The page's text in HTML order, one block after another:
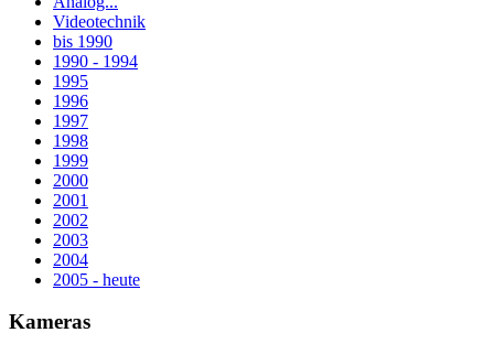
Videotechnik
bis 1990
1990 - 1994
1995
1996
1997
1998
1999
2000
2001
2002
2003
2004
2005 - heute
Kameras